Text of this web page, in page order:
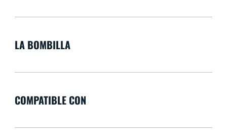
LA BOMBILLA
COMPATIBLE CON